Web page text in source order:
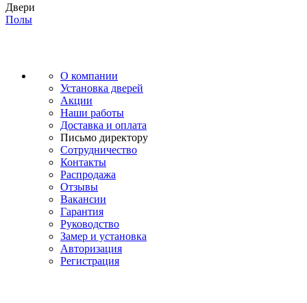
Двери
Полы
О компании
Установка дверей
Акции
Наши работы
Доставка и оплата
Письмо директору
Сотрудничество
Контакты
Распродажа
Отзывы
Вакансии
Гарантия
Руководство
Замер и установка
Авторизация
Регистрация